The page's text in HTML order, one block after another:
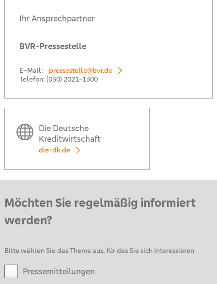
Ihr Ansprechpartner
BVR-Pressestelle
E-Mail:
pressestelle@bvr.de
Telefon: (030) 2021-1300
Die Deutsche
Kreditwirtschaft
die-dk.de
Möchten Sie regelmäßig informiert
werden?
Bitte wählen Sie das Thema aus, für das Sie sich interessieren
Pressemitteilungen